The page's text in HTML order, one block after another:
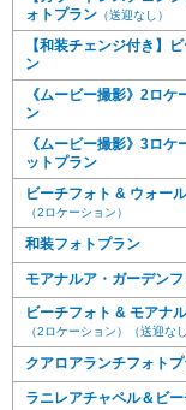
ォトプラン （送迎なし）
【和装チェンジ付き】
ン
《ムービー撮影》2ロ
ン
《ムービー撮影》3ロ
ットプラン
ビーチフォト & ウォー
（2ロケーション）
和装フォトプラン
モアナルア・ガーデン
ビーチフォト & モアナ
（2ロケーション）（送迎なし
クアロアランチフォト
ラニレアチャペル＆ビ